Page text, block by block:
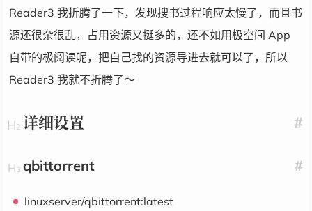
Reader3 我折腾了一下，发现搜书过程响应太慢了，而且书
源还很杂很乱，占用资源又挺多的，还不如用极空间 App
自带的极阅读呢，把自己找的资源导进去就可以了，所以
Reader3 我就不折腾了～
#
详细设置
#
qbittorrent
linuxserver/qbittorrent:latest